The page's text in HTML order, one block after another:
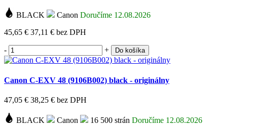
BLACK Canon Doručíme 12.08.2026
45,65 € 37,11 € bez DPH
- + Do košíka
Canon C-EXV 48 (9106B002) black - originálny
47,05 € 38,25 € bez DPH
BLACK Canon 16 500 strán Doručíme 12.08.2026